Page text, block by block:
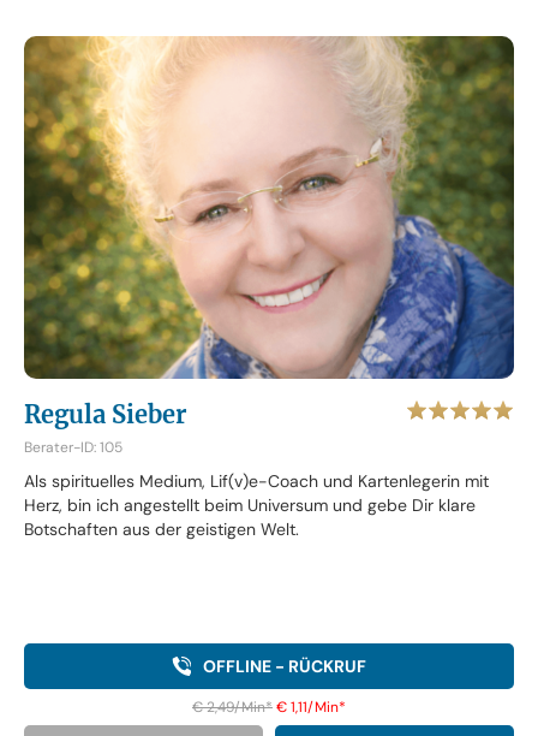
Regula Sieber
Berater-ID: 105
Als spirituelles Medium, Lif(v)e-Coach und Kartenlegerin mit
Herz, bin ich angestellt beim Universum und gebe Dir klare
Botschaften aus der geistigen Welt.
OFFLINE - RÜCKRUF
€ 2,49/Min*€ 1,11/Min*